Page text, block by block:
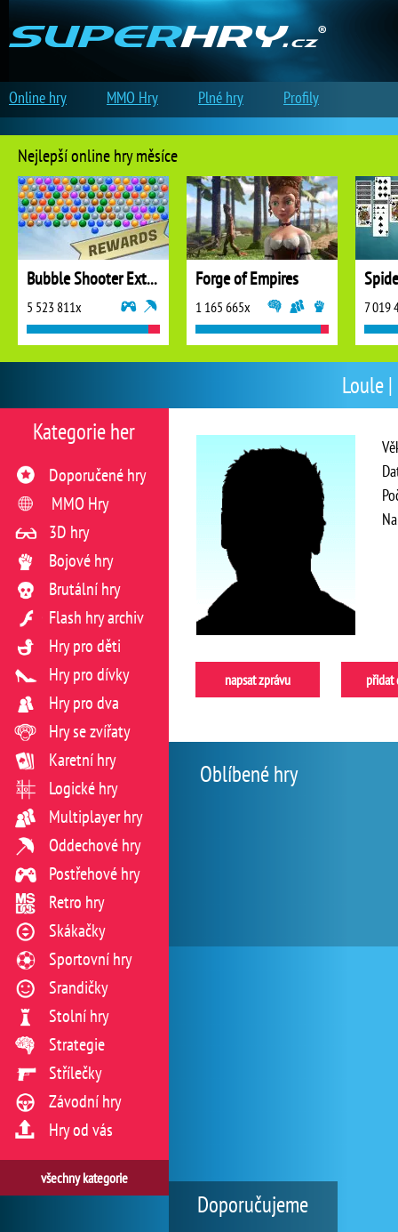
Loule
napsat zprávu přidat
Oblíbené hry
Kategorie her
Doporučené hry
MMO Hry
3D hry
Bojové hry
Brutální hry
Flash hry archiv
Hry pro děti
Hry pro dívky
Hry pro dva
Hry se zvířaty
Karetní hry
Logické hry
Multiplayer hry
Oddechové hry
Postřehové hry
Retro hry
Skákačky
Sportovní hry
Srandičky
Stolní hry
Strategie
Střílečky
Závodní hry
Hry od vás
všechny kategorie
Doporučujeme
Nejlepší online hry měsíce
Bubble Shooter Extreme
5 523 811x
Forge of Empires
1 165 665x 7 019
Online hry MMO Hry Plné hry Profily